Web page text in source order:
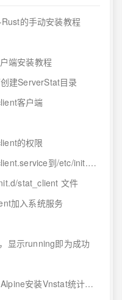
的手动安装教程
端安装教程
建ServerStat目录
客户端
的权限
5 复制stat_client.service到/etc/init.d/,并改名为stat_client
stat_client 文件
加入系统服务
显示running即为成功
Alpine安装Vnstat统计VPS流量，避免serverstaus系统重启后流量重置
在Linux VPS的安
启导致数据丢失的问
手动安装Server-
博文：1）LiNUX VPS
程2）Serverstaus改用
务器重启引起统计丢
手动安装教[...]